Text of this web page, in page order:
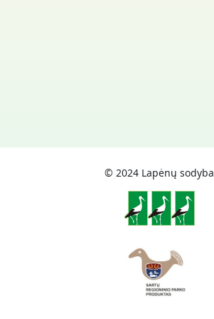
© 2024 Lapėnų sodyba